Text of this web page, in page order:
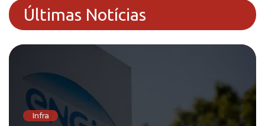
Últimas Notícias
Infra